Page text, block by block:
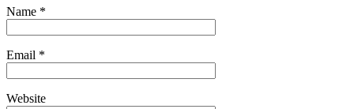
Name *
Email *
Website